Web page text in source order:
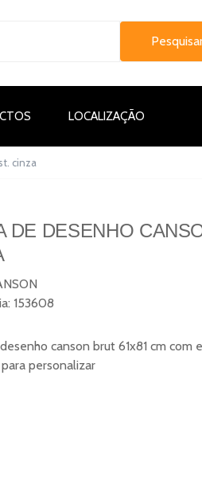
LOCALIZAÇÃO
cinza
DE DESENHO
153608
canson brut 61x81 cm com
personalizar